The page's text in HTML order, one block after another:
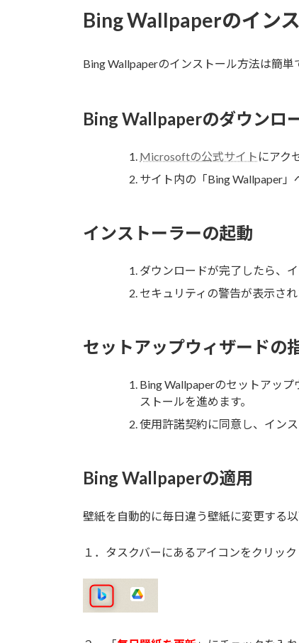
Bing Wallpaperのイン
Bing Wallpaperのインストール方法は簡単
Bing Wallpaperのダウンロ
Microsoftの公式サイト にアク
サイト内の「Bing Wallpaper」
インストーラーの起動
ダウンロードが完了したら、
セキュリティの警告が表示さ
セットアップウィザードの
Bing Wallpaperのセットアッ
ストールを進めます。
使用許諾契約に同意し、インス
Bing Wallpaperの適用
壁紙を自動的に毎日違う壁紙に変更する以
１．タスクバーにあるアイコンをクリッ